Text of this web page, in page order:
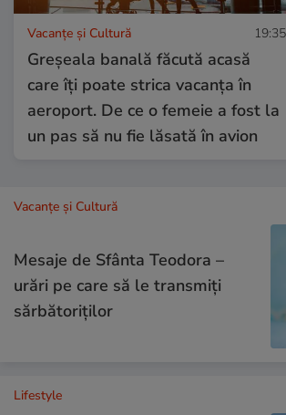
Vacanțe și Cultură 19:35
Greșeala banală făcută acasă
care îți poate strica vacanța în
aeroport. De ce o femeie a fost la
un pas să nu fie lăsată în avion
Vacanțe și Cultură
Mesaje de Sfânta Teodora –
urări pe care să le transmiți
sărbătoriților
Lifestyle